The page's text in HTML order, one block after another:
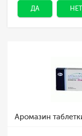
ДА
Лечение
Аромазин